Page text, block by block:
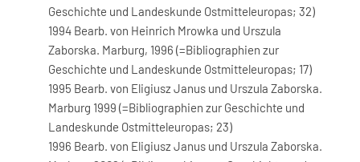
Geschichte und Landeskunde Ostmitteleuropas; 32)
1994 Bearb. von Heinrich Mrowka und Urszula
Zaborska. Marburg, 1996 (=Bibliographien zur
Geschichte und Landeskunde Ostmitteleuropas; 17)
1995 Bearb. von Eligiusz Janus und Urszula Zaborska.
Marburg 1999 (=Bibliographien zur Geschichte und
Landeskunde Ostmitteleuropas; 23)
1996 Bearb. von Eligiusz Janus und Urszula Zaborska.